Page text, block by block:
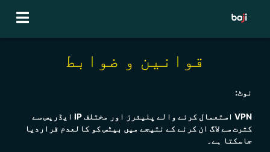
قوانین و ضوابط
نوٹ:
VPN استعمال کرنے والے پلیئرز اور مختلف IP ایڈریس سے
کثرت سے لاگ ان کرنے کے نتیجے میں بیٹس کو کالعدم قراردیا
جاسکتا ہے۔